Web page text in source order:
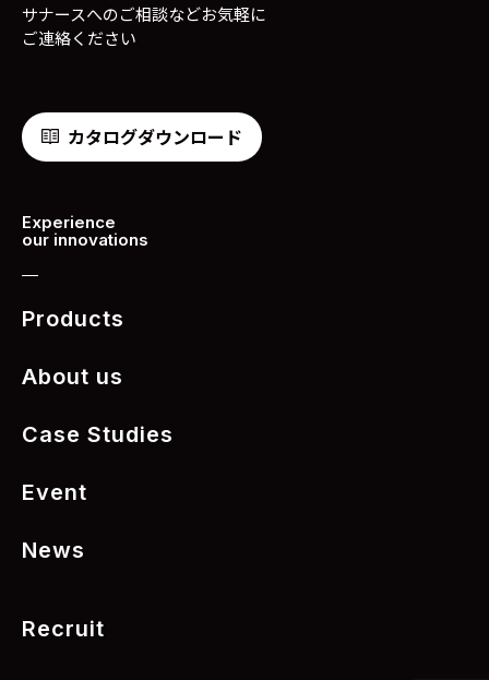
サナースへのご相談などお気軽に
ご連絡ください
Experience
our innovations
Products
About us
Case Studies
Event
News
Recruit
カタログダウンロード